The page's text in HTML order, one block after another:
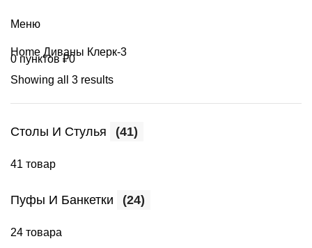
Меню
0пунктов ₽0
Home Диваны Клерк-3
Showing all 3 results
Столы И Стулья (41)
41 товар
Пуфы И Банкетки (24)
24 товара